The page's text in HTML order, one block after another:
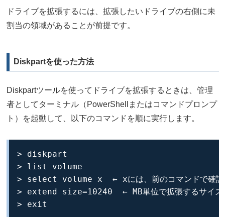
ドライブを拡張するには、拡張したいドライブの右側に未
割当の領域があることが前提です。
Diskpartを使った方法
Diskpartツールを使ってドライブを拡張するときは、管理
者としてターミナル（PowerShellまたはコマンドプロンプ
ト）を起動して、以下のコマンドを順に実行します。
> diskpart
> list volume
> select volume x  ← xには、前のコマンドで確認し
> extend size=10240  ← MB単位で拡張するサイズ
> exit